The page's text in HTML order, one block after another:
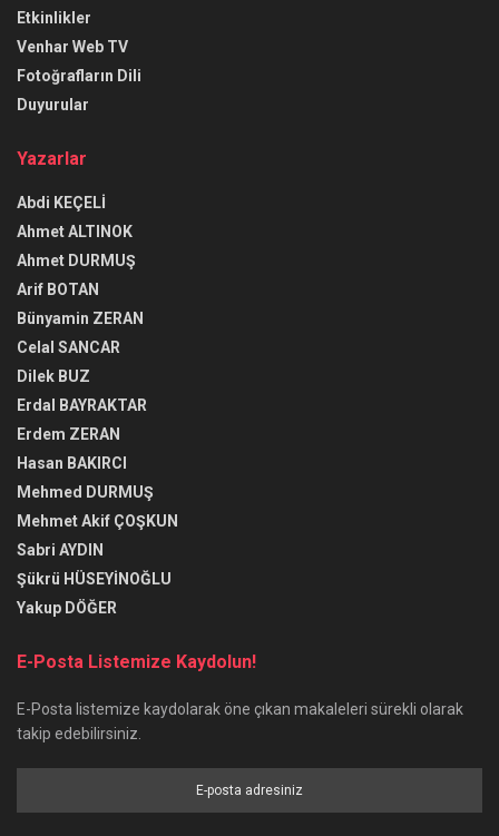
Etkinlikler
Venhar Web TV
Fotoğrafların Dili
Duyurular
Yazarlar
Abdi KEÇELİ
Ahmet ALTINOK
Ahmet DURMUŞ
Arif BOTAN
Bünyamin ZERAN
Celal SANCAR
Dilek BUZ
Erdal BAYRAKTAR
Erdem ZERAN
Hasan BAKIRCI
Mehmed DURMUŞ
Mehmet Akif ÇOŞKUN
Sabri AYDIN
Şükrü HÜSEYİNOĞLU
Yakup DÖĞER
E-Posta Listemize Kaydolun!
E-Posta listemize kaydolarak öne çıkan makaleleri sürekli olarak
takip edebilirsiniz.